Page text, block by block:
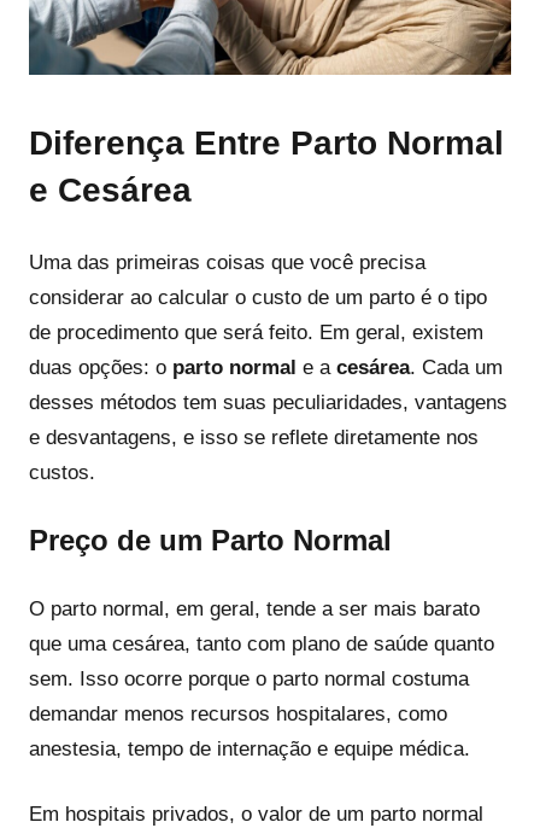
Diferença Entre Parto Normal
e Cesárea
Uma das primeiras coisas que você precisa
considerar ao calcular o custo de um parto é o tipo
de procedimento que será feito. Em geral, existem
duas opções: o parto normal e a cesárea. Cada um
desses métodos tem suas peculiaridades, vantagens
e desvantagens, e isso se reflete diretamente nos
custos.
Preço de um Parto Normal
O parto normal, em geral, tende a ser mais barato
que uma cesárea, tanto com plano de saúde quanto
sem. Isso ocorre porque o parto normal costuma
demandar menos recursos hospitalares, como
anestesia, tempo de internação e equipe médica.
Em hospitais privados, o valor de um parto normal